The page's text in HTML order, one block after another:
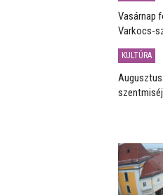
Vasárnap
Varkocs-
KULTÚRA